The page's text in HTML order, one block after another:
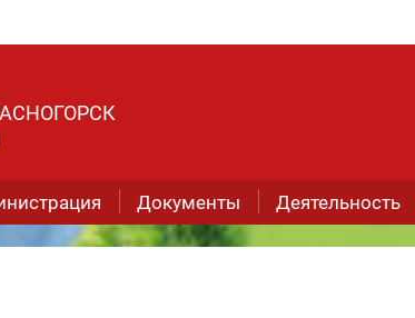
Документы Деятельность